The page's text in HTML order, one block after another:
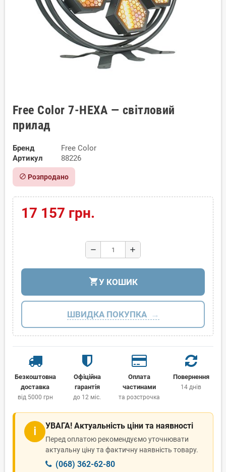
Free Color 7-HEXA — світловий
прилад
Бренд
Free Color
Артикул
88226
block Розпродано
17 157 грн.
remove add
shopping_cartУ КОШИК
ШВИДКА ПОКУПКА
Безкоштовна
доставка
від 5000 грн
Офіційна
гарантія
до 12 міс.
Оплата
частинами
та розстрочка
Повернення
14 днів
ℹ УВАГА! Актуальність ціни та наявності
Перед оплатою рекомендуємо уточнювати
актуальну ціну та фактичну наявність товару.
(068) 362-62-80